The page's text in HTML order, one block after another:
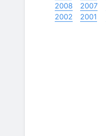
2008
2007
2002
2001